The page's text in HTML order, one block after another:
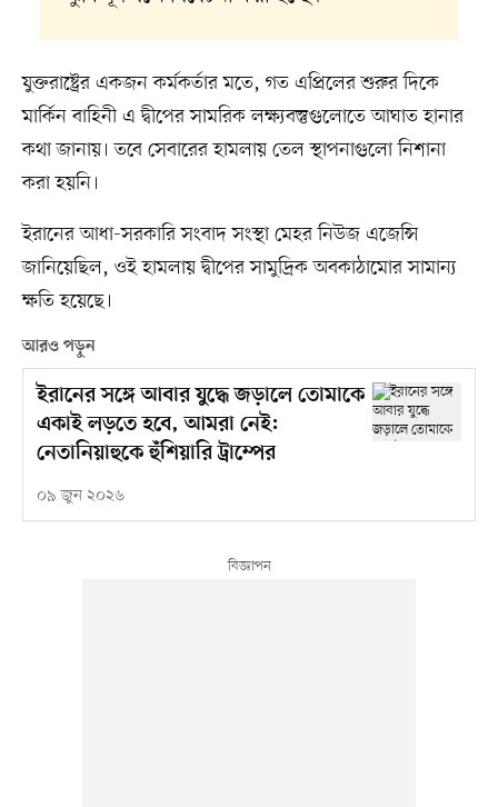
যুক্তরাষ্ট্রের একজন কর্মকর্তার মতে, গত এপ্রিলের শুরুর দিকে
মার্কিন বাহিনী এ দ্বীপের সামরিক লক্ষ্যবস্তুগুলোতে আঘাত হানার
কথা জানায়। তবে সেবারের হামলায় তেল স্থাপনাগুলো নিশানা
করা হয়নি।
ইরানের আধা-সরকারি সংবাদ সংস্থা মেহর নিউজ এজেন্সি
জানিয়েছিল, ওই হামলায় দ্বীপের সামুদ্রিক অবকাঠামোর সামান্য
ক্ষতি হয়েছে।
আরও পড়ুন
ইরানের সঙ্গে আবার যুদ্ধে জড়ালে তোমাকে
একাই লড়তে হবে, আমরা নেই:
নেতানিয়াহুকে হুঁশিয়ারি ট্রাম্পের
০৯ জুন ২০২৬